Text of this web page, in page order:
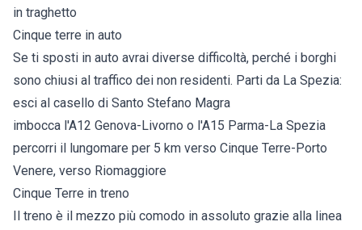
in traghetto
Cinque terre in auto
Se ti sposti in auto avrai diverse difficoltà, perché i borghi
sono chiusi al traffico dei non residenti. Parti da La Spezia:
esci al casello di Santo Stefano Magra
imbocca l'A12 Genova-Livorno o l'A15 Parma-La Spezia
percorri il lungomare per 5 km verso Cinque Terre-Porto
Venere, verso Riomaggiore
Cinque Terre in treno
Il treno è il mezzo più comodo in assoluto grazie alla linea